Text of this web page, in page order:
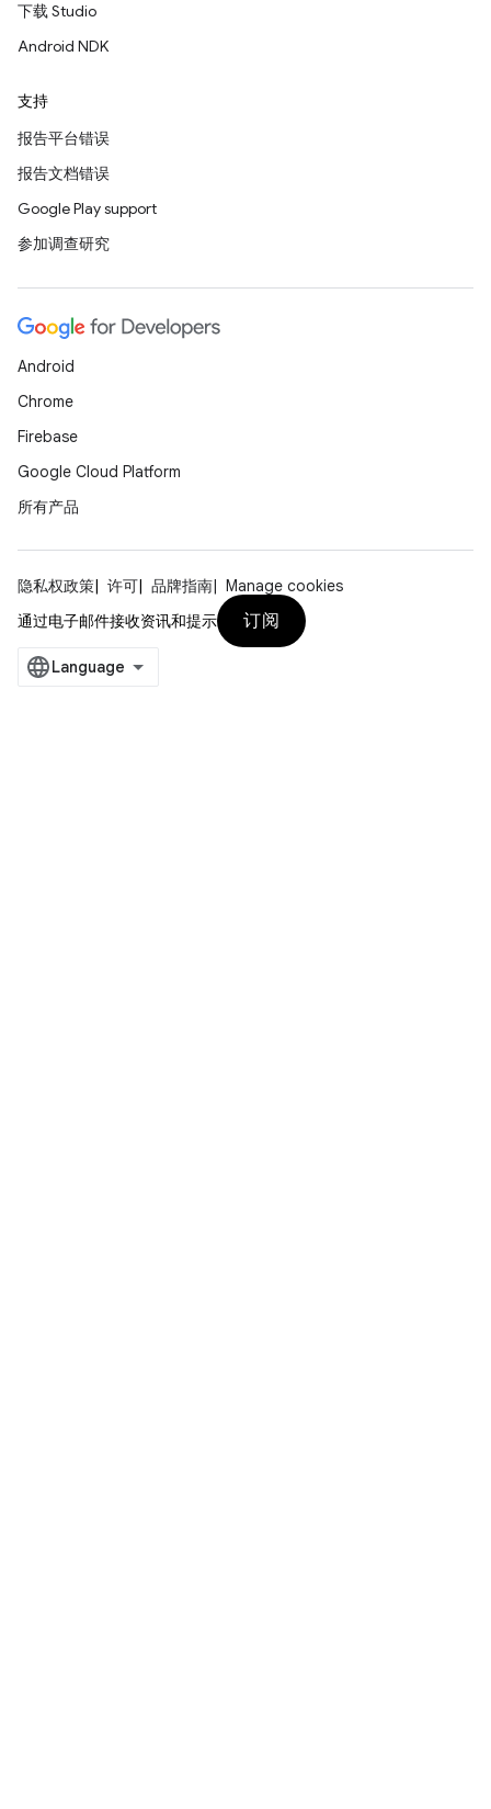
下载 Studio
Android NDK
支持
报告平台错误
报告文档错误
Google Play support
参加调查研究
Android
Chrome
Firebase
Google Cloud Platform
所有产品
隐私权政策 许可 品牌指南
Manage cookies
通过电子邮件接收资讯和提示
订阅